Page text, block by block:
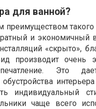
для ванной?
такого
и
«скрыто»,
производит очень
Это
индивидуальный
чаще всего